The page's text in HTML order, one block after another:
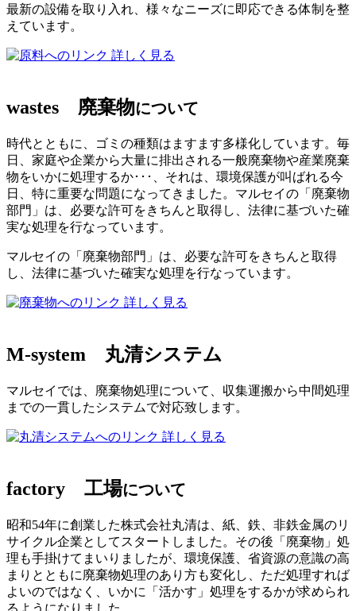
最新の設備を取り入れ、様々なニーズに即応できる体制を整
えています。
詳しく見る
wastes 廃棄物について
時代とともに、ゴミの種類はますます多様化しています。毎
日、家庭や企業から大量に排出される一般廃棄物や産業廃棄
物をいかに処理するか･･･、それは、環境保護が叫ばれる今
日、特に重要な問題になってきました。マルセイの「廃棄物
部門」は、必要な許可をきちんと取得し、法律に基づいた確
実な処理を行なっています。
マルセイの「廃棄物部門」は、必要な許可をきちんと取得
し、法律に基づいた確実な処理を行なっています。
詳しく見る
M-system 丸清システム
マルセイでは、廃棄物処理について、収集運搬から中間処理
までの一貫したシステムで対応致します。
詳しく見る
factory 工場について
昭和54年に創業した株式会社丸清は、紙、鉄、非鉄金属のリ
サイクル企業としてスタートしました。その後「廃棄物」処
理も手掛けてまいりましたが、環境保護、省資源の意識の高
まりとともに廃棄物処理のあり方も変化し、ただ処理すれば
よいのではなく、いかに「活かす」処理をするかが求められ
るようになりました。